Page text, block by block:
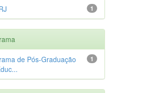
1
1
de Pós-Graduação